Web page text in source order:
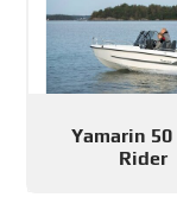
Yamarin 50
Rider